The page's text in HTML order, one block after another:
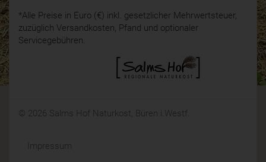
*Alle Preise in Euro (€) inkl. gesetzlicher Mehrwertsteuer,
zuzüglich Versandkosten, Pfand und optionaler
Servicegebühren.
© 2026 Salms Hof Naturkost, Büren i.Westf.
Impressum